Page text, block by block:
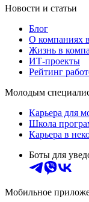
Новости и статьи
Блог
О компаниях
Жизнь в
ИТ-проекты
Рейтинг
Молодым
Карьера для
Школа
Карьера в
Боты для
Мобильное